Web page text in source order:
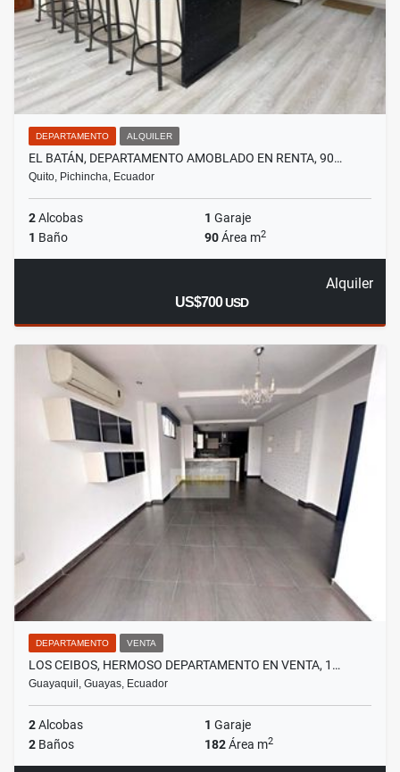
DEPARTAMENTO ALQUILER
EL BATÁN, DEPARTAMENTO AMOBLADO EN RENTA, 90…
Quito, Pichincha, Ecuador
2Alcobas 1 Garaje
1 Baño 90Área m2
Alquiler
US$700USD
DEPARTAMENTO VENTA
LOS CEIBOS, HERMOSO DEPARTAMENTO EN VENTA, 1…
Guayaquil, Guayas, Ecuador
2Alcobas 1 Garaje
2 Baños 182Área m2